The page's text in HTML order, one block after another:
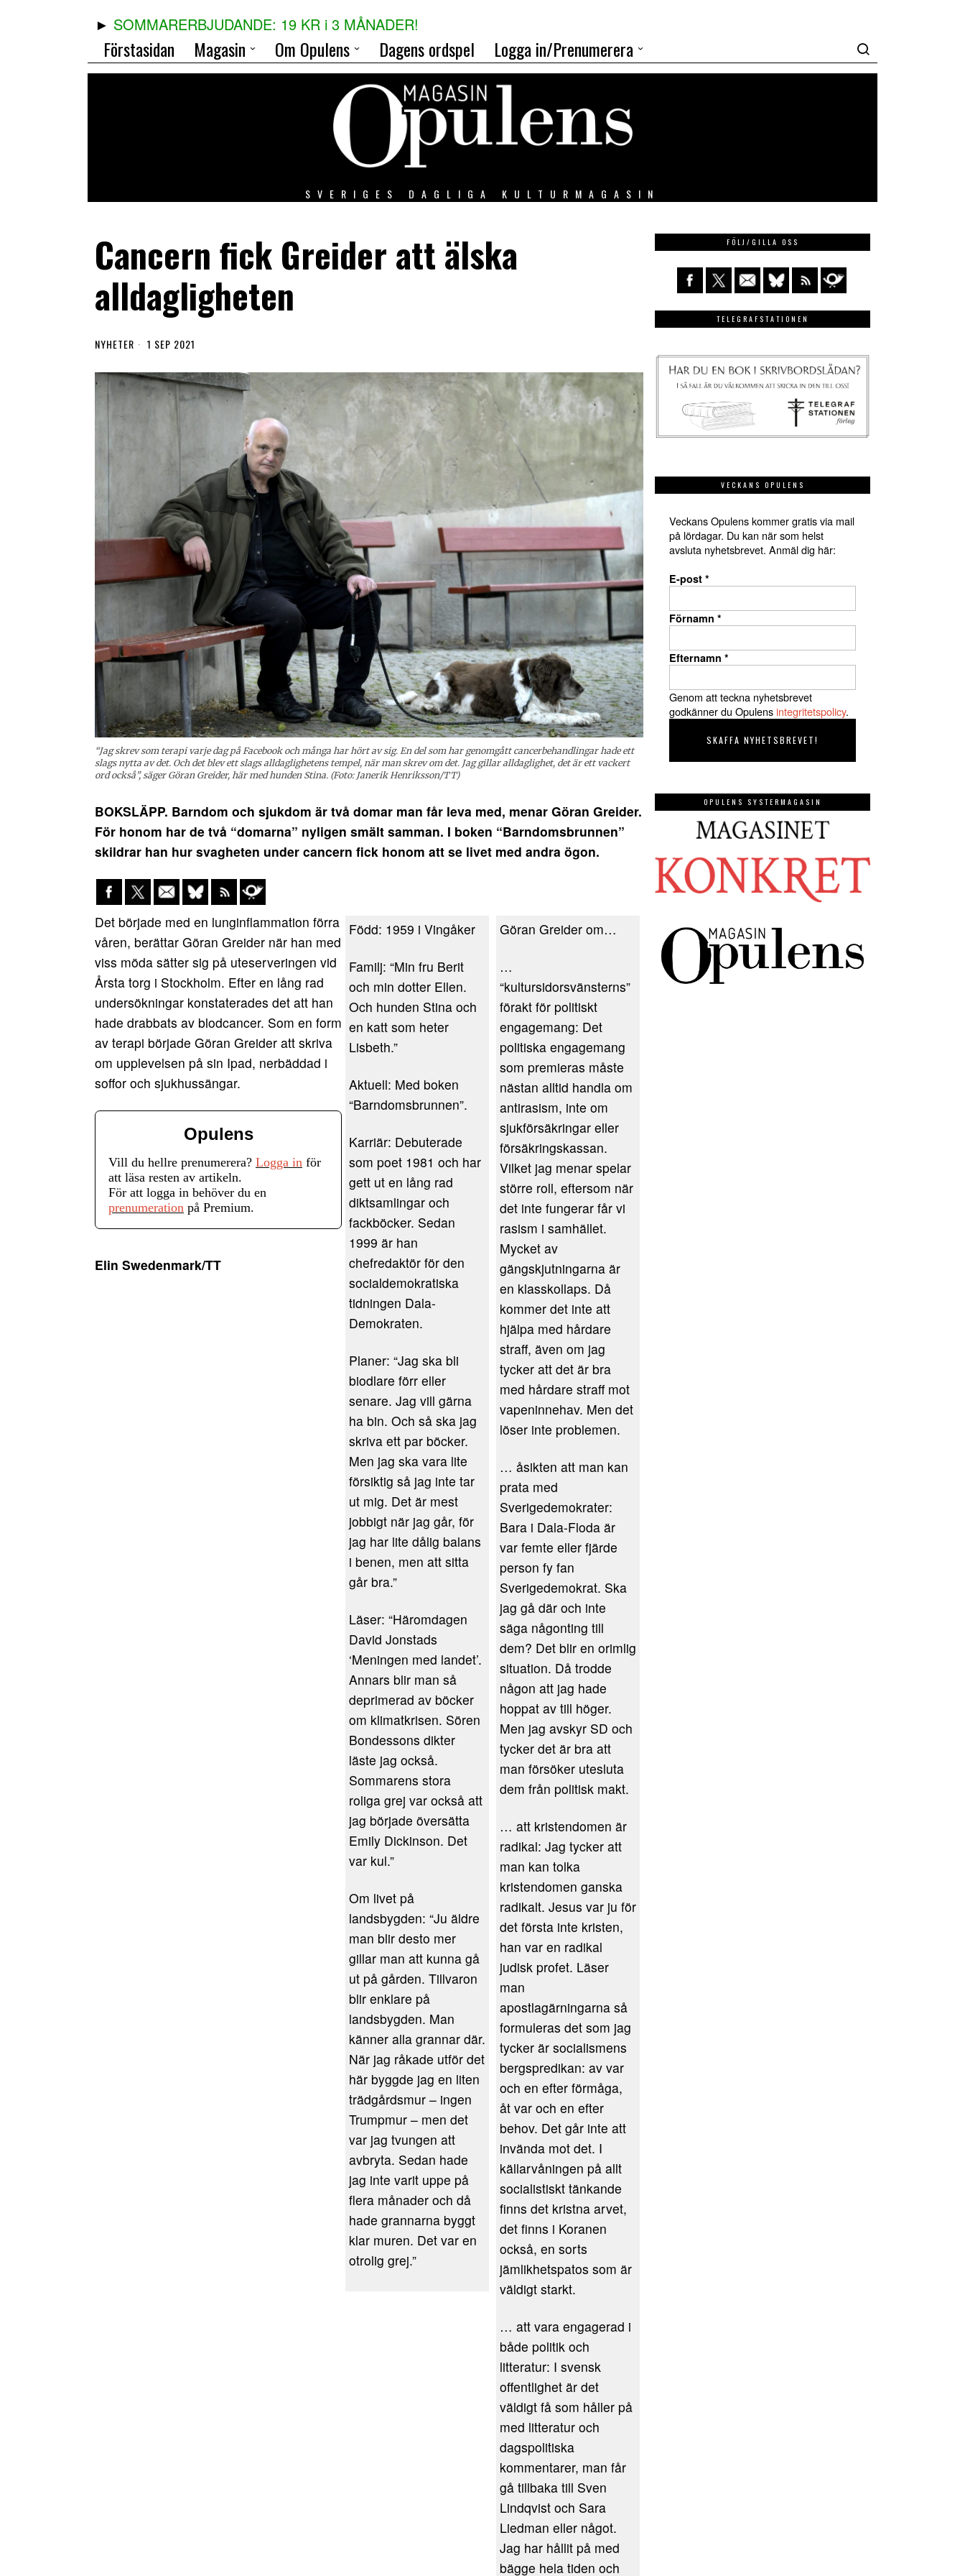
SOMMARERBJUDANDE: 19 KR i 3 MÅNADER!
Förstasidan Magasin Om Opulens Dagens ordspel Logga in/Prenumerera
SVERIGES DAGLIGA KULTURMAGASIN
Cancern fick Greider att älska
alldagligheten
NYHETER 1 SEP 2021
“Jag skrev som terapi varje dag på Facebook och många har hört av sig. En del som har genomgått cancerbehandlingar hade ett
slags nytta av det. Och det blev ett slags alldaglighetens tempel, när man skrev om det. Jag gillar alldaglighet, det är ett vackert
ord också”, säger Göran Greider, här med hunden Stina. (Foto: Janerik Henriksson/TT)
BOKSLÄPP. Barndom och sjukdom är två domar man får leva med, menar Göran Greider.
För honom har de två “domarna” nyligen smält samman. I boken “Barndomsbrunnen”
skildrar han hur svagheten under cancern fick honom att se livet med andra ögon.
Göran Greider om…
…
“kultursidorsvänsterns”
förakt för politiskt
engagemang: Det
politiska engagemang
som premieras måste
nästan alltid handla om
antirasism, inte om
sjukförsäkringar eller
försäkringskassan.
Vilket jag menar spelar
större roll, eftersom när
det inte fungerar får vi
rasism i samhället.
Mycket av
gängskjutningarna är
en klasskollaps. Då
kommer det inte att
hjälpa med hårdare
straff, även om jag
tycker att det är bra
med hårdare straff mot
vapeninnehav. Men det
löser inte problemen.
… åsikten att man kan
prata med
Sverigedemokrater:
Bara i Dala-Floda är
var femte eller fjärde
person fy fan
Sverigedemokrat. Ska
jag gå där och inte
säga någonting till
dem? Det blir en orimlig
situation. Då trodde
någon att jag hade
hoppat av till höger.
Men jag avskyr SD och
tycker det är bra att
man försöker utesluta
dem från politisk makt.
… att kristendomen är
radikal: Jag tycker att
man kan tolka
kristendomen ganska
radikalt. Jesus var ju för
det första inte kristen,
han var en radikal
judisk profet. Läser
man
apostlagärningarna så
formuleras det som jag
tycker är socialismens
bergspredikan: av var
och en efter förmåga,
åt var och en efter
behov. Det går inte att
invända mot det. I
källarvåningen på allt
socialistiskt tänkande
finns det kristna arvet,
det finns i Koranen
också, en sorts
jämlikhetspatos som är
väldigt starkt.
… att vara engagerad i
både politik och
litteratur: I svensk
offentlighet är det
väldigt få som håller på
med litteratur och
dagspolitiska
kommentarer, man får
gå tillbaka till Sven
Lindqvist och Sara
Liedman eller något.
Jag har hållit på med
bägge hela tiden och
Född: 1959 i Vingåker
Familj: “Min fru Berit
och min dotter Ellen.
Och hunden Stina och
en katt som heter
Lisbeth.”
Aktuell: Med boken
“Barndomsbrunnen”.
Karriär: Debuterade
som poet 1981 och har
gett ut en lång rad
diktsamlingar och
fackböcker. Sedan
1999 är han
chefredaktör för den
socialdemokratiska
tidningen Dala-
Demokraten.
Planer: “Jag ska bli
biodlare förr eller
senare. Jag vill gärna
ha bin. Och så ska jag
skriva ett par böcker.
Men jag ska vara lite
försiktig så jag inte tar
ut mig. Det är mest
jobbigt när jag går, för
jag har lite dålig balans
i benen, men att sitta
går bra.”
Läser: “Häromdagen
David Jonstads
‘Meningen med landet’.
Annars blir man så
deprimerad av böcker
om klimatkrisen. Sören
Bondessons dikter
läste jag också.
Sommarens stora
roliga grej var också att
jag började översätta
Emily Dickinson. Det
var kul.”
Om livet på
landsbygden: “Ju äldre
man blir desto mer
gillar man att kunna gå
ut på gården. Tillvaron
blir enklare på
landsbygden. Man
känner alla grannar där.
När jag råkade utför det
här byggde jag en liten
trädgårdsmur – ingen
Trumpmur – men det
var jag tvungen att
avbryta. Sedan hade
jag inte varit uppe på
flera månader och då
hade grannarna byggt
klar muren. Det var en
otrolig grej.”
Det började med en lunginflammation förra
våren, berättar Göran Greider när han med
viss möda sätter sig på uteserveringen vid
Årsta torg i Stockholm. Efter en lång rad
undersökningar konstaterades det att han
hade drabbats av blodcancer. Som en form
av terapi började Göran Greider att skriva
om upplevelsen på sin Ipad, nerbäddad i
soffor och sjukhussängar.
Opulens
Vill du hellre prenumerera? Logga in för
att läsa resten av artikeln.
För att logga in behöver du en
prenumeration på Premium.
Elin Swedenmark/TT
FÖLJ/GILLA OSS
TELEGRAFSTATIONEN
VECKANS OPULENS
Veckans Opulens kommer gratis via mail
på lördagar. Du kan när som helst
avsluta nyhetsbrevet. Anmäl dig här:
E-post *
Förnamn *
Efternamn *
Genom att teckna nyhetsbrevet
godkänner du Opulensintegritetspolicy.
OPULENS SYSTERMAGASIN